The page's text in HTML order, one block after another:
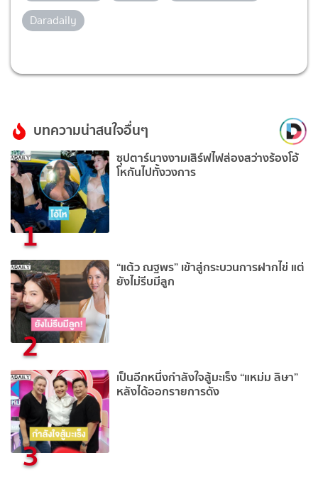
Daradaily
บทความน่าสนใจอื่นๆ
1
ซุปตาร์นางงามเสิร์ฟไฟส่องสว่างร้องโอ้
โหกันไปทั้งวงการ
2
“แต้ว ณฐพร” เข้าสู่กระบวนการฝากไข่ แต่
ยังไม่รีบมีลูก
3
เป็นอีกหนึ่งกำลังใจสู้มะเร็ง “แหม่ม ลิษา”
หลังได้ออกรายการดัง